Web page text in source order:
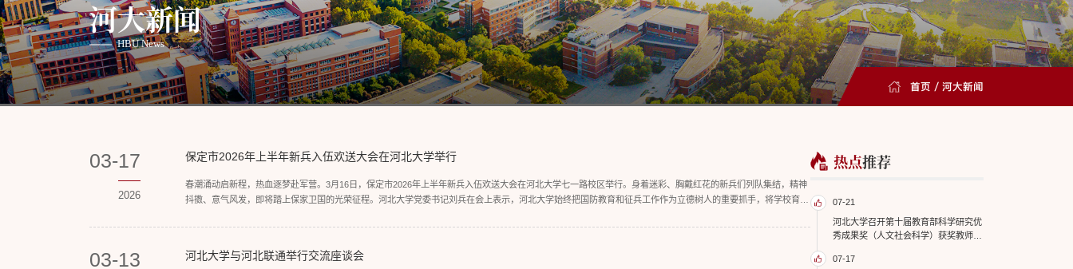
河大新闻
HBU News
首页 / 河大新闻
03-17
2026
保定市2026年上半年新兵入伍欢送大会在河北大学举行
春潮涌动启新程，热血逐梦赴军营。3月16日，保定市2026年上半年新兵入伍欢送大会在河北大学七一路校区举行。身着迷彩、胸戴红花的新兵们列队集结，精神
抖擞、意气风发，即将踏上保家卫国的光荣征程。河北大学党委书记刘兵在会上表示，河北大学始终把国防教育和征兵工作作为立德树人的重要抓手，将学校育人
03-13 河北大学与河北联通举行交流座谈会
热点推荐
07-21
河北大学召开第十届教育部科学研究优
秀成果奖（人文社会科学）获奖教师座
07-17